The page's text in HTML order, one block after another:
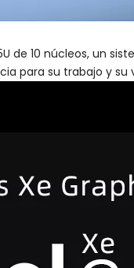
de 10 núcleos, un
para su trabajo y su